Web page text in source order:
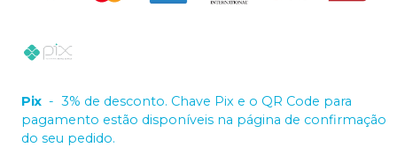
Pix - 3% de desconto. Chave Pix e o QR Code para
pagamento estão disponíveis na página de confirmação
do seu pedido.